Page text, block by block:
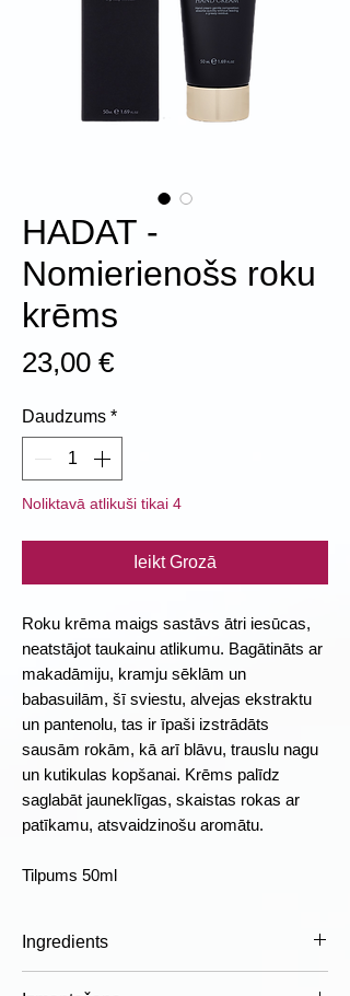
HADAT -
Nomierienošs roku
krēms
23,00 €Cena
Daudzums *
Noliktavā atlikuši tikai 4
Ieikt Grozā
Roku krēma maigs sastāvs ātri iesūcas,
neatstājot taukainu atlikumu. Bagātināts ar
makadāmiju, kramju sēklām un
babasuilām, šī sviestu, alvejas ekstraktu
un pantenolu, tas ir īpaši izstrādāts
sausām rokām, kā arī blāvu, trauslu nagu
un kutikulas kopšanai. Krēms palīdz
saglabāt jauneklīgas, skaistas rokas ar
patīkamu, atsvaidzinošu aromātu.
Tilpums 50ml
Ingredients